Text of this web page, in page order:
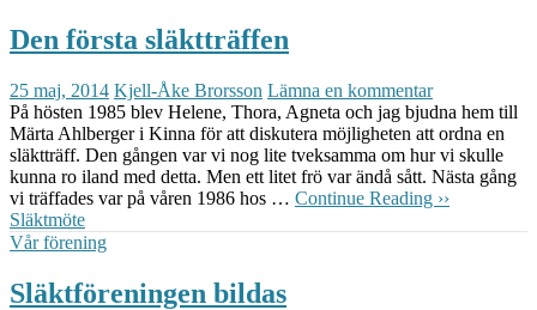
Den första släktträffen
25 maj, 2014 Kjell-Åke Brorsson Lämna en kommentar
På hösten 1985 blev Helene, Thora, Agneta och jag bjudna hem till
Märta Ahlberger i Kinna för att diskutera möjligheten att ordna en
släktträff. Den gången var vi nog lite tveksamma om hur vi skulle
kunna ro iland med detta. Men ett litet frö var ändå sått. Nästa gång
vi träffades var på våren 1986 hos … Continue Reading ››
Släktmöte
Vår förening
Släktföreningen bildas